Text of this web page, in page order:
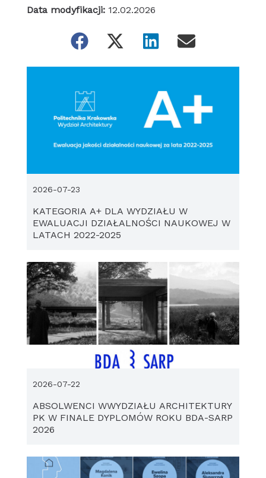
Data modyfikacji: 12.02.2026
KATEGORIA A+ DLA WYDZIAŁU W
EWALUACJI DZIAŁALNOŚCI NAUKOWEJ W
LATACH 2022-2025
2026-07-23
ABSOLWENCI WWYDZIAŁU ARCHITEKTURY
PK W FINALE DYPLOMÓW ROKU BDA-SARP
2026
2026-07-22